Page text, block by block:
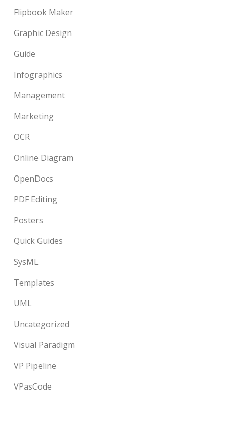
Flipbook Maker
Graphic Design
Guide
Infographics
Management
Marketing
OCR
Online Diagram
OpenDocs
PDF Editing
Posters
Quick Guides
SysML
Templates
UML
Uncategorized
Visual Paradigm
VP Pipeline
VPasCode